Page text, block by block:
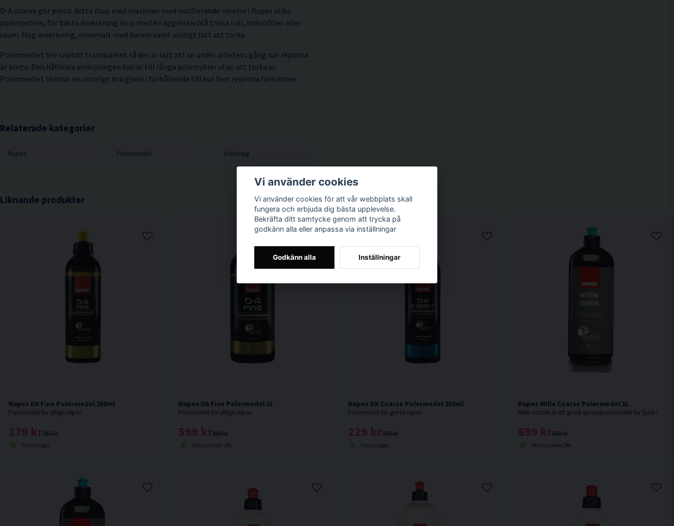
D-A coarse gör precis detta ihop med maskiner med oscillerande rörelse i Rupes olika
polersystem, för bästa avverkning ihop med en aggressiv blå trissa i ull, mikrofiber eller
skum. Hög avverkning, minimalt med damm samt väldigt lätt att torka.
Polermedlet blir snabbt transparent så det är lätt att se under arbetets gång när reporna
är borta. Den hållbara smörjningen bidrar till långa polercykler utan att torka ur.
Polermedlet lämnar en otroligt bra glans i förhållande till hur fort reporna försvinner.
Relaterade kategorier
Rupes Polermedel Polering
Liknande produkter
Rupes DA Fine Polermedel 250ml
Polermedel för ytliga repor.
263 kr
179 kr
Finns i lager
Rupes DA Fine Polermedel 1L
Polermedel för ytliga repor.
809 kr
599 kr
Skickas inom 24h
Rupes DA Coarse Polermedel 250ml
Polermedel för grova repor.
309 kr
229 kr
Finns i lager
Rupes Mille Coarse Polermedel 1L
Mille coarse är ett grovt specialpolermedel för ljusa lacktyper, kolfiber, gelcoat samt andra kompositmaterial.
850 kr
699 kr
Skickas inom 24h
Vi använder cookies
Vi använder cookies för att vår webbplats skall
fungera och erbjuda dig bästa upplevelse.
Bekräfta ditt samtycke genom att trycka på
godkänn alla eller anpassa via inställningar
Godkänn alla Inställningar